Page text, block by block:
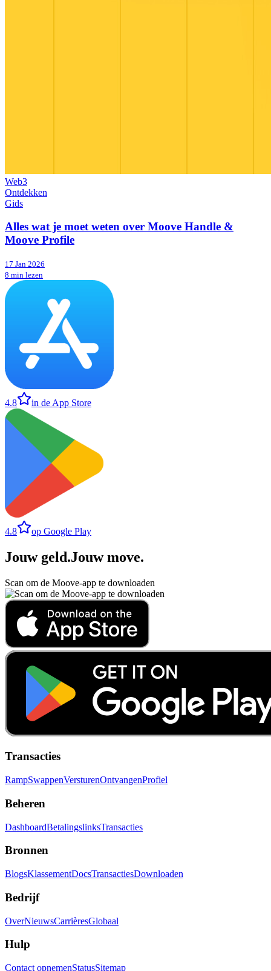
Web3
Ontdekken
Gids
Alles wat je moet weten over Moove Handle &
Moove Profile
17 Jan 2026
8 min lezen
4.8 in de App Store
4.8 op Google Play
Jouw geld.Jouw move.
Scan om de Moove-app te downloaden
Transacties
RampSwappenVersturenOntvangenProfiel
Beheren
DashboardBetalingslinksTransacties
Bronnen
BlogsKlassementDocsTransactiesDownloaden
Bedrijf
OverNieuwsCarrièresGlobaal
Hulp
Contact opnemenStatusSitemap